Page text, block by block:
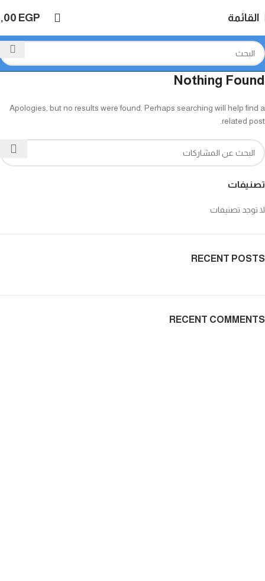
القائمة EGP
Nothing Found
Apologies, but no results were found. Perhaps searching will help find a
related post.
تصنيفات
لا توجد تصنيفات
RECENT POSTS
RECENT COMMENTS